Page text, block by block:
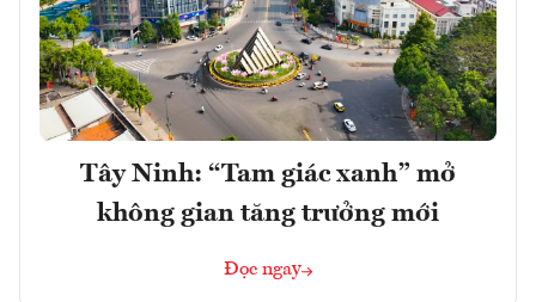
Tây Ninh: “Tam giác xanh” mở
không gian tăng trưởng mới
Đọc ngay